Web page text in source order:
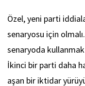
Özel, yeni parti
senaryosu için
senaryoda
İkinci bir parti daha
aşan bir iktidar